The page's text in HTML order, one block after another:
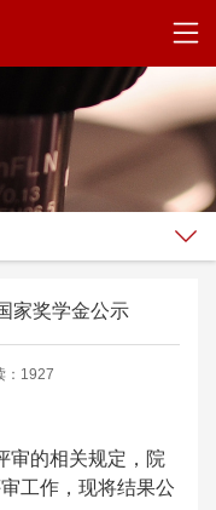
家奖学金公示
：1927
审的相关规定，院
工作，现将结果公